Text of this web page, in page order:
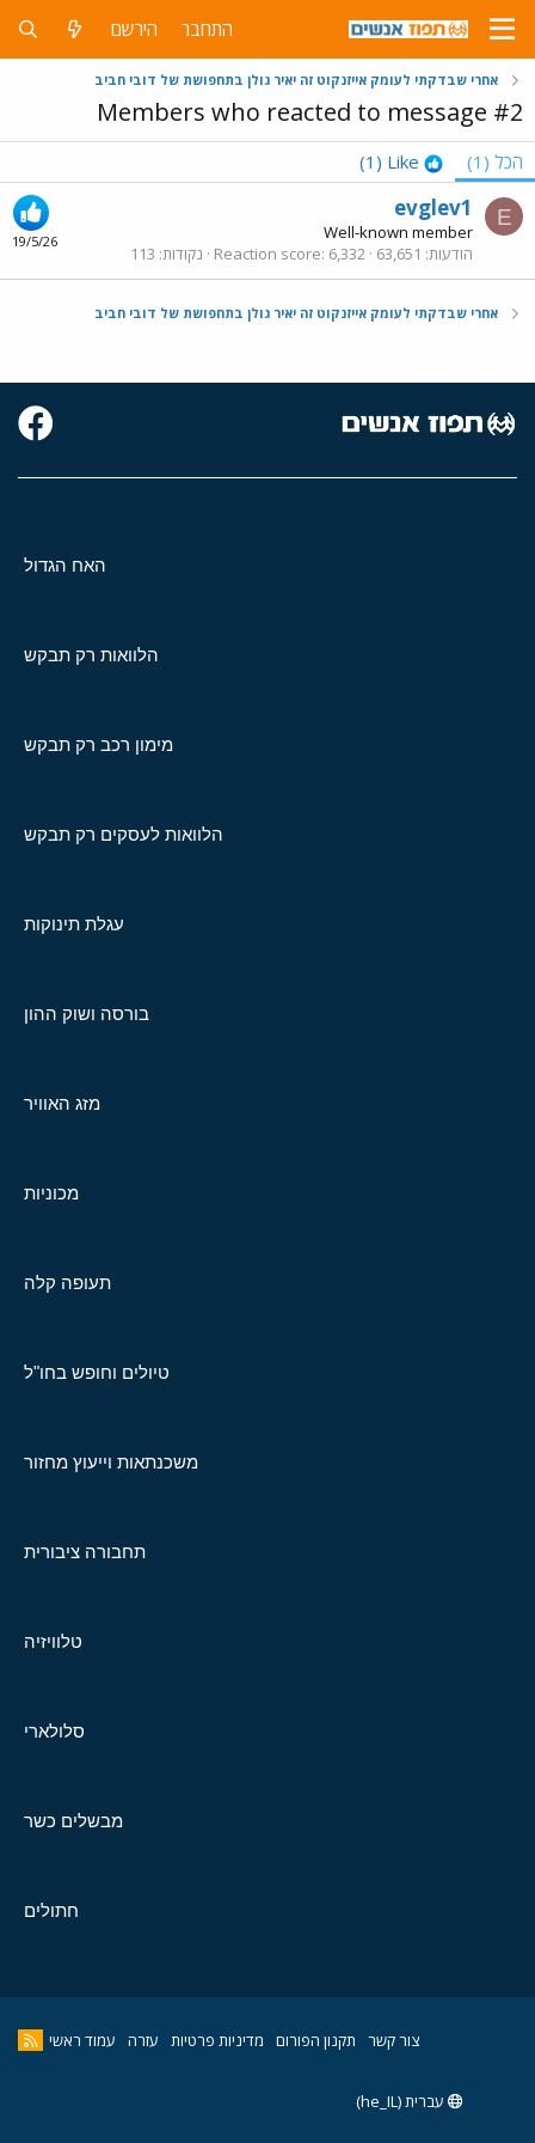
התחבר הירשם
אחרי שבדקתי לעומק אייזנקוט זה יאיר גולן בתחפושת של דובי חביב
Members who reacted to message #2
הכל (1)
Like
(1)
E
19/5/26
evglev1
Well-known member
הודעות 63,651
Reaction score 6,332 נקודות 113
אחרי שבדקתי לעומק אייזנקוט זה יאיר גולן בתחפושת של דובי חביב
האח הגדול
הלוואות רק תבקש
מימון רכב רק תבקש
הלוואות לעסקים רק תבקש
עגלת תינוקות
בורסה ושוק ההון
מזג האוויר
מכוניות
תעופה קלה
טיולים וחופש בחו"ל
משכנתאות וייעוץ מחזור
תחבורה ציבורית
טלוויזיה
סלולארי
מבשלים כשר
חתולים
צור קשר תקנון הפורום מדיניות פרטיות עזרה עמוד ראשי
עברית (he_IL)